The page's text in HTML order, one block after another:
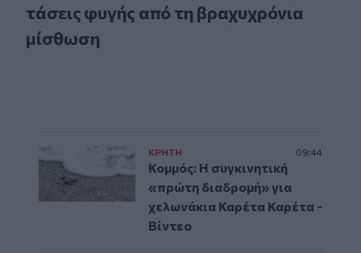
τάσεις φυγής από τη βραχυχρόνια
μίσθωση
ΚΡΗΤΗ 09:44
Κομμός: Η συγκινητική
«πρώτη διαδρομή» για
χελωνάκια Καρέτα Καρέτα -
Βίντεο